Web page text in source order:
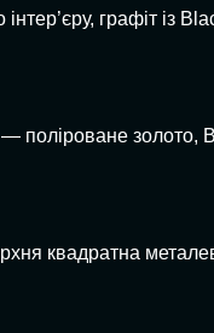
графіт із
поліроване золото,
квадратна